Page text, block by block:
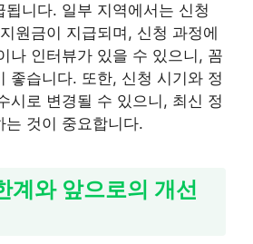
됩니다. 일부 지역에서는 신청
원금이 지급되며, 신청 과정에
나 인터뷰가 있을 수 있으니, 꼼
좋습니다. 또한, 신청 시기와 정
시로 변경될 수 있으니, 최신 정
는 것이 중요합니다.
계와 앞으로의 개선